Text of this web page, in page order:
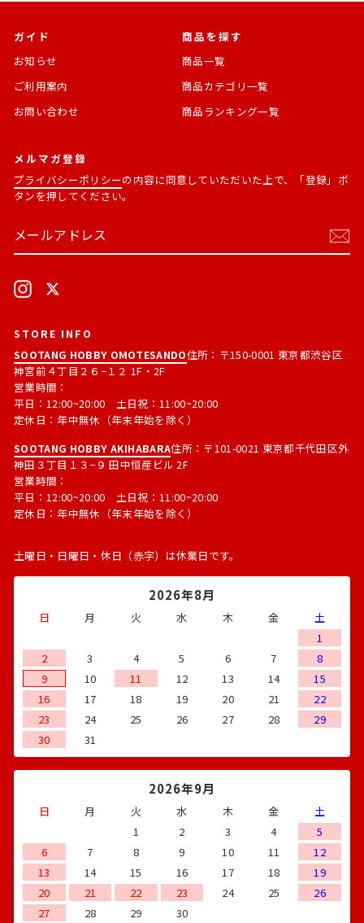
ガイド
お知らせ
ご利用案内
お問い合わせ
商品を探す
商品一覧
商品カテゴリ一覧
商品ランキング一覧
メルマガ登録
プライバシーポリシーの内容に同意していただいた上で、「登録」ボ
タンを押してください。
ー
レ
ス
読
Instagram
STORE INFO
SOOTANG HOBBY OMOTESANDO住所：〒150-0001 東京都渋谷区
神宮前４丁目２６−１２ 1F・2F
営業時間：
平日：12:00~20:00 土日祝：11:00~20:00
定休日：年中無休（年末年始を除く）
SOOTANG HOBBY AKIHABARA住所：〒101-0021 東京都千代田区外
神田３丁目１３−９ 田中恒産ビル 2F
営業時間：
平日：12:00~20:00 土日祝：11:00~20:00
定休日：年中無休（年末年始を除く）
土曜日・日曜日・休日（赤字）は休業日です。
2026年8月
日 月 火 水 木 金
土
1
2
3 4 5 6 7
8
9
10 11 12 13 14
15
16
17 18 19 20 21
22
23
24 25 26 27 28
29
30
31
2026年9月
日 月 火 水 木 金
土
1
2 3 4
5
6
7 8 9 10 11
12
13
14 15 16 17 18
19
20
21 22 23 24 25
26
27
28 29 30